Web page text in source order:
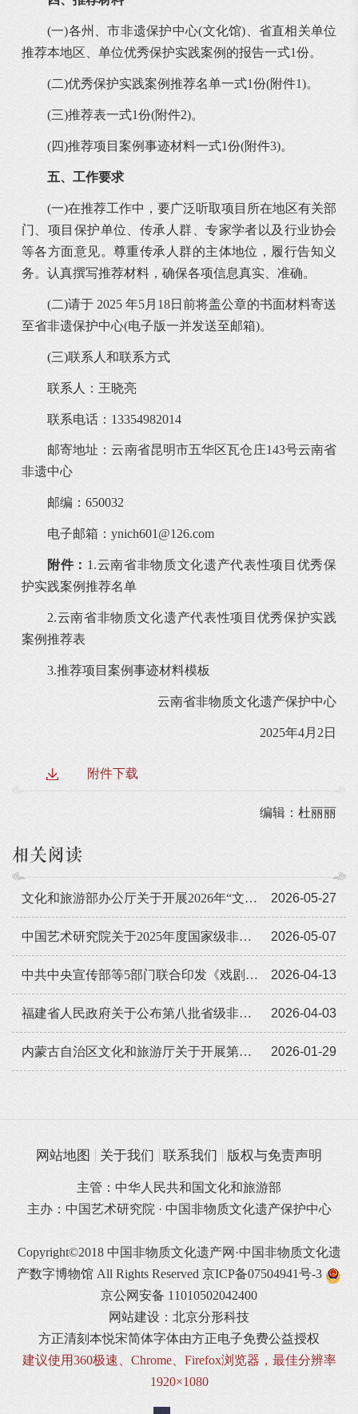
(一)各州、市非遗保护中心(文化馆)、省直相关单位
推荐本地区、单位优秀保护实践案例的报告一式1份。
(二)优秀保护实践案例推荐名单一式1份(附件1)。
(三)推荐表一式1份(附件2)。
(四)推荐项目案例事迹材料一式1份(附件3)。
五、工作要求
(一)在推荐工作中，要广泛听取项目所在地区有关部
门、项目保护单位、传承人群、专家学者以及行业协会
等各方面意见。尊重传承人群的主体地位，履行告知义
务。认真撰写推荐材料，确保各项信息真实、准确。
(二)请于 2025 年5月18日前将盖公章的书面材料寄送
至省非遗保护中心(电子版一并发送至邮箱)。
(三)联系人和联系方式
联系人：王晓亮
联系电话：13354982014
邮寄地址：云南省昆明市五华区瓦仓庄143号云南省
非遗中心
邮编：650032
电子邮箱：ynich601@126.com
附件： 1.云南省非物质文化遗产代表性项目优秀保
护实践案例推荐名单
2.云南省非物质文化遗产代表性项目优秀保护实践
案例推荐表
3.推荐项目案例事迹材料模板
云南省非物质文化遗产保护中心
2025年4月2日
附件下载
编辑：杜丽丽
相关阅读
2026-05-27
文化和旅游部办公厅关于开展2026年“文化和自然遗产日”非遗主题宣传展示工作的通知
2026-05-07
中国艺术研究院关于2025年度国家级非物质文化遗产代表性传承人传承活动评估结果的公示
2026-04-13
中共中央宣传部等5部门联合印发《戏剧振兴三年行动计划（2026—2028年）》
2026-04-03
福建省人民政府关于公布第八批省级非物质文化遗产代表性项目名录的通知
2026-01-29
内蒙古自治区文化和旅游厅关于开展第八批自治区级非物质文化遗产代表性项目代表性传承人推荐申报工作的通知
网站地图 关于我们 联系我们 版权与免责声明
主管：中华人民共和国文化和旅游部
主办：中国艺术研究院 · 中国非物质文化遗产保护中心
Copyright©2018 中国非物质文化遗产网·中国非物质文化遗
产数字博物馆 All Rights Reserved 京ICP备07504941号-3
京公网安备 11010502042400
网站建设：北京分形科技
方正清刻本悦宋简体字体由方正电子免费公益授权
建议使用360极速、Chrome、Firefox浏览器，最佳分辨率
1920×1080